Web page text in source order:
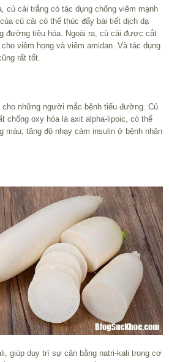
củ cải trắng có tác dụng chống viêm mạnh
củ cải có thể thúc đẩy bài tiết dịch dạ
đường tiêu hóa. Ngoài ra, củ cải được cắt
viêm họng và viêm amidan. Và tác dụng
rất tốt.
những người mắc bệnh tiểu đường. Củ
chống oxy hóa là axit alpha-lipoic, có thể
máu, tăng độ nhạy cảm insulin ở bệnh nhân
giúp duy trì sự cân bằng natri-kali trong cơ